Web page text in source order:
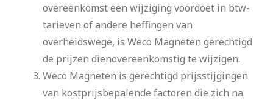
overeenkomst een wijziging voordoet in btw-
tarieven of andere heffingen van
overheidswege, is Weco Magneten gerechtigd
de prijzen dienovereenkomstig te wijzigen.
Weco Magneten is gerechtigd prijsstijgingen
van kostprijsbepalende factoren die zich na